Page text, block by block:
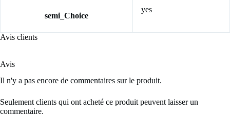
semi_Choice
yes
Avis clients
Avis
Il n'y a pas encore de commentaires sur le produit.
Seulement clients qui ont acheté ce produit peuvent laisser un
commentaire.